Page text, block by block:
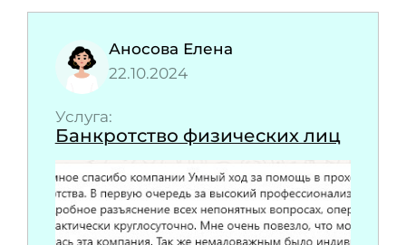
Аносова Елена
22.10.2024
Услуга:
Банкротство физических лиц